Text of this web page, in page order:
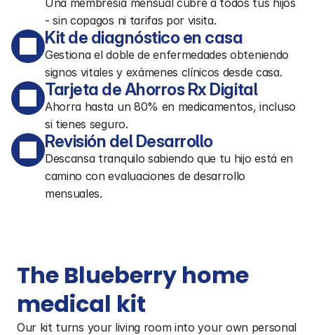
Una membresía mensual cubre a todos tus hijos
- sin copagos ni tarifas por visita.
Kit de diagnóstico en casa
Gestiona el doble de enfermedades obteniendo
signos vitales y exámenes clínicos desde casa.
Tarjeta de Ahorros Rx Digital
Ahorra hasta un 80% en medicamentos, incluso
si tienes seguro.
Revisión del Desarrollo
Descansa tranquilo sabiendo que tu hijo está en
camino con evaluaciones de desarrollo
mensuales.
The Blueberry home
medical kit
Our kit turns your living room into your own personal